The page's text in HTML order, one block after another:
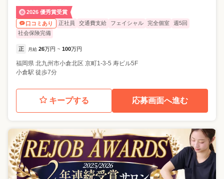
2026 優秀賞受賞
口コミあり
正社員 交通費支給 フェイシャル 完全個室
週5回
社会保険完備
正 月給 26万円 ~ 100万円
福岡県 北九州市小倉北区 京町1-3-5 寿ビル5F
小倉駅 徒歩7分
キープする 応募画面へ進む